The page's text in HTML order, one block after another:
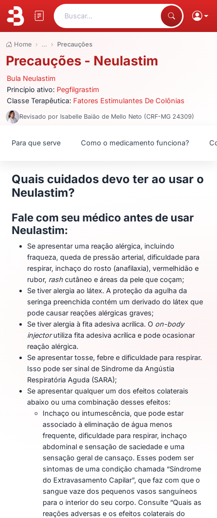
Buscar...
Home … Precauções
Precauções - Neulastim
Bula Neulastim
Princípio ativo: Pegfilgrastim
Classe Terapêutica: Fatores Estimulantes De Colônias
Revisado por Isabelle Baião de Mello Neto (CRF-MG 24309)
Para que serve Como o medicamento funciona?
Quais cuidados devo ter ao usar o
Neulastim?
Fale com seu médico antes de usar
Neulastim:
Se apresentar uma reação alérgica, incluindo
fraqueza, queda de pressão arterial, dificuldade para
respirar, inchaço do rosto (anafilaxia), vermelhidão e
rubor, rash cutâneo e áreas da pele que coçam;
Se tiver alergia ao látex. A proteção da agulha da
seringa preenchida contém um derivado do látex que
pode causar reações alérgicas graves;
Se tiver alergia à fita adesiva acrílica. O on-body
injectorutiliza fita adesiva acrílica e pode ocasionar
reação alérgica.
Se apresentar tosse, febre e dificuldade para respirar.
Isso pode ser sinal de Síndrome da Angústia
Respiratória Aguda (SARA);
Se apresentar qualquer um dos efeitos colaterais
abaixo ou uma combinação desses efeitos:
Inchaço ou intumescência, que pode estar
associado à eliminação de água menos
frequente, dificuldade para respirar, inchaço
abdominal e sensação de saciedade e uma
sensação geral de cansaço. Esses podem ser
sintomas de uma condição chamada “Síndrome
do Extravasamento Capilar”, que faz com que o
sangue vaze dos pequenos vasos sanguíneos
para o interior do seu corpo. Consulte “Quais as
reações adversas e os efeitos colaterais do